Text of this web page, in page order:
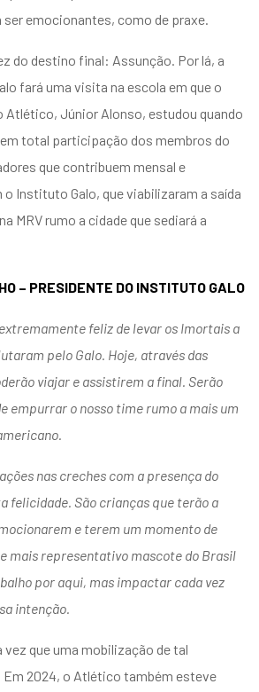
emocionantes, como de praxe.
do destino final: Assunção. Por lá, a
fará uma visita na escola em que o
Atlético, Júnior Alonso, estudou quando
total participação dos membros do
que contribuem mensal e
Instituto Galo, que viabilizaram a saída
MRV rumo a cidade que sediará a
– PRESIDENTE DO INSTITUTO GALO
feliz de levar os Imortais a
pelo Galo. Hoje, através das
viajar e assistirem a final. Serão
empurrar o nosso time rumo a mais um
nas creches com a presença do
felicidade. São crianças que terão a
e terem um momento de
mais representativo mascote do Brasil
por aqui, mas impactar cada vez
intenção.
vez que uma mobilização de tal
2024, o Atlético também esteve